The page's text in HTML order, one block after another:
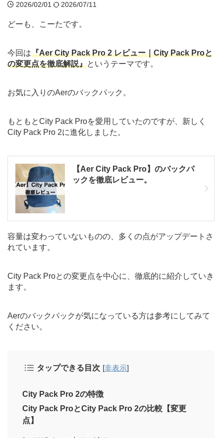
2026/02/01 2026/07/11
どーも、こーたです。
今回は『Aer City Pack Pro 2 レビュー｜City Pack Proと
の変更点を徹底解説』というテーマです。
お気に入りのAerのバックパック。
もともとCity Pack Proを愛用していたのですが、新しく
City Pack Pro 2に進化しました。
【Aer City Pack Pro】のバックパ
ックを徹底レビュー。
容量は変わっていないものの、多くの点がアップデートさ
れています。
City Pack Proとの変更点を中心に、徹底的に紹介していき
ます。
Aerのバックパックが気になっている方は参考にしてみて
ください。
タップできる目次 [非表示]
City Pack Pro 2の特徴
City Pack ProとCity Pack Pro 2の比較【変更
点】